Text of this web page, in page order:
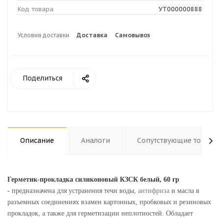
Код товара
УТ000000888
Условия доставки Доставка Самовывоз
Поделиться
Описание Аналоги Сопутствующие товары
Герметик-прокладка силиконовый КЗСК белый, 60 гр
- предназначена для устранения течи воды, антифриза и масла в
разъемных соединениях взамен картонных, пробковых и резиновых
прокладок, а также для герметизации неплотностей. Обладает